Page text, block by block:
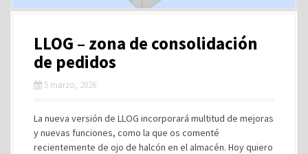
LLOG – zona de consolidación
de pedidos
5 marzo, 2026
La nueva versión de LLOG incorporará multitud de mejoras
y nuevas funciones, como la que os comenté
recientemente de ojo de halcón en el almacén. Hoy quiero